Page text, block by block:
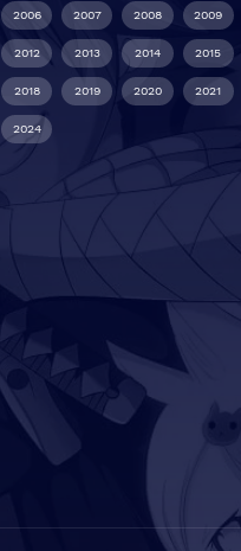
2006 2007 2008 2009
2012 2013 2014 2015
2018 2019 2020 2021
2024